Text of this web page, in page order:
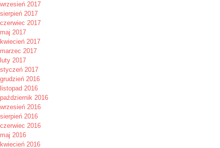
wrzesień 2017
sierpień 2017
czerwiec 2017
maj 2017
kwiecień 2017
marzec 2017
luty 2017
styczeń 2017
grudzień 2016
listopad 2016
październik 2016
wrzesień 2016
sierpień 2016
czerwiec 2016
maj 2016
kwiecień 2016